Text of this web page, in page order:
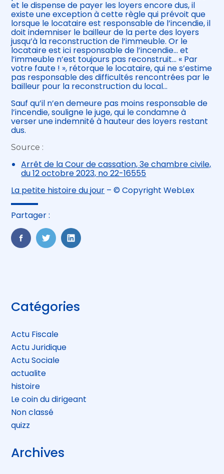
et le dispense de payer les loyers encore dus, il
existe une exception à cette règle qui prévoit que
lorsque le locataire est responsable de l’incendie, il
doit indemniser le bailleur de la perte des loyers
jusqu’à la reconstruction de l’immeuble. Or le
locataire est ici responsable de l’incendie… et
l’immeuble n’est toujours pas reconstruit… « Par
votre faute ! », rétorque le locataire, qui ne s’estime
pas responsable des difficultés rencontrées par le
bailleur pour la reconstruction du local…
Sauf qu’il n’en demeure pas moins responsable de
l’incendie, souligne le juge, qui le condamne à
verser une indemnité à hauteur des loyers restant
dus.
Source :
Arrêt de la Cour de cassation, 3e chambre civile,
du 12 octobre 2023, no 22-16555
La petite histoire du jour – © Copyright WebLex
Partager :
FaceBook
TwitterLinkedIn
Blog
sidebar
Catégories
Actu Fiscale
Actu Juridique
Actu Sociale
actualite
histoire
Le coin du dirigeant
Non classé
quizz
Archives